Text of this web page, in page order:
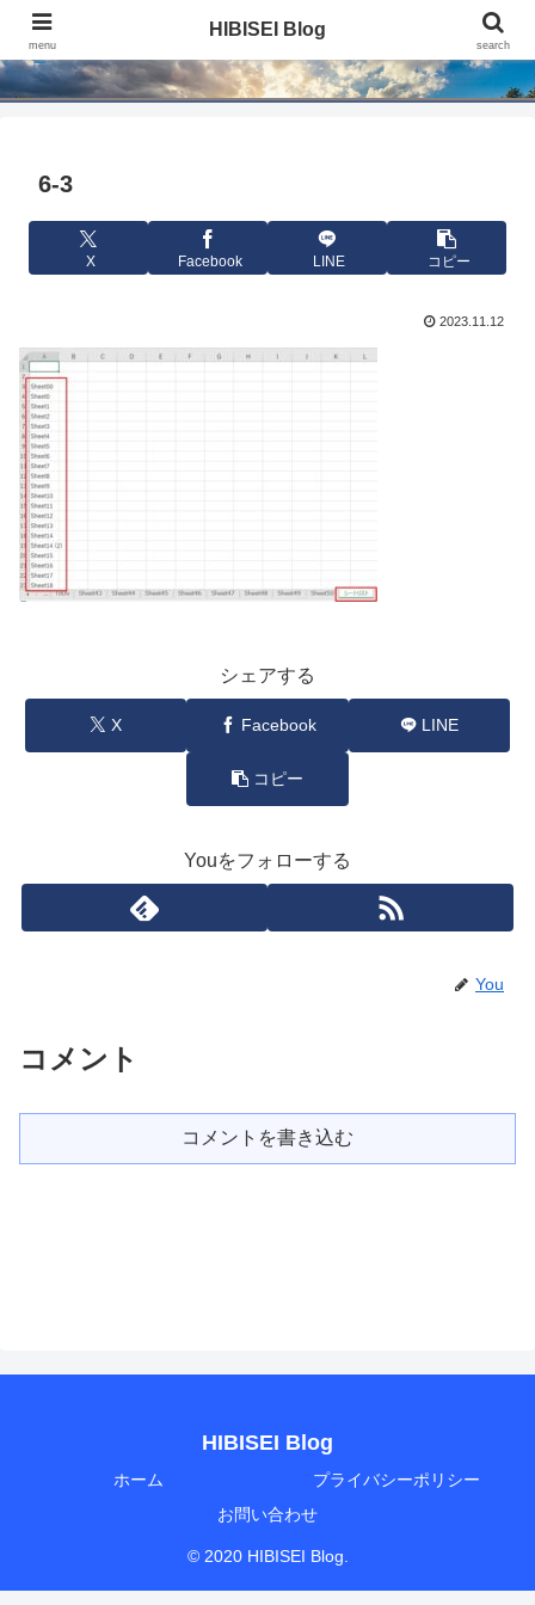
HIBISEI Blog
6-3
X Facebook LINE コピー
2023.11.12
シェアする
X Facebook LINE
コピー
Youをフォローする
You
コメント
コメントを書き込む
HIBISEI Blog
ホーム
プライバシーポリシー
お問い合わせ
© 2020 HIBISEI Blog.
menu
HIBISEI Blog
search